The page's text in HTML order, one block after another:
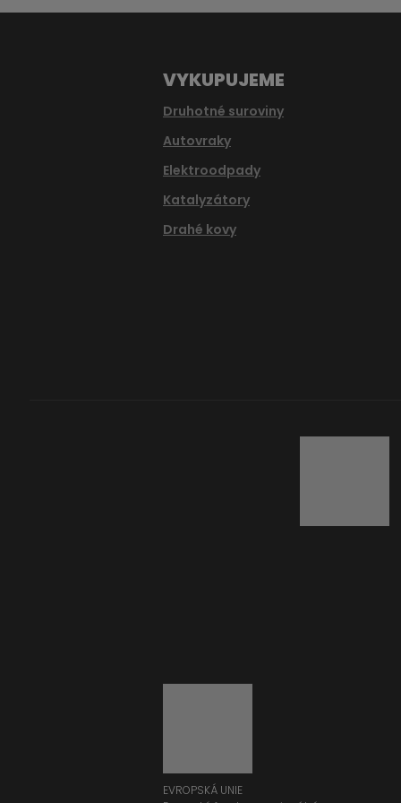
VYKUPUJEME
Druhotné suroviny
Autovraky
Elektroodpady
Katalyzátory
Drahé kovy
EVROPSKÁ UNIE